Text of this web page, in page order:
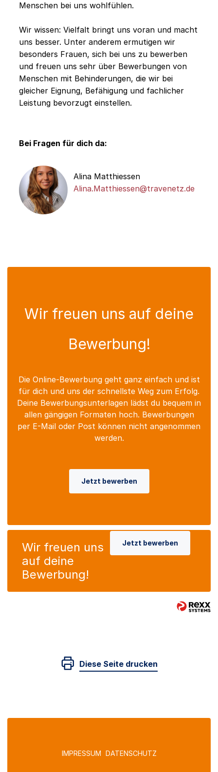
Menschen bei uns wohlfühlen.
Wir wissen: Vielfalt bringt uns voran und macht
uns besser. Unter anderem ermutigen wir
besonders Frauen, sich bei uns zu bewerben
und freuen uns sehr über Bewerbungen von
Menschen mit Behinderungen, die wir bei
gleicher Eignung, Befähigung und fachlicher
Leistung bevorzugt einstellen.
Bei Fragen für dich da:
Alina Matthiessen
Alina.Matthiessen@travenetz.de
Wir freuen uns auf deine
Bewerbung!
Die Online-Bewerbung geht ganz einfach und ist
für dich und uns der schnellste Weg zum Erfolg.
Deine Bewerbungsunterlagen lädst du bequem in
allen gängigen Formaten hoch. Bewerbungen
per E-Mail oder Post können nicht angenommen
werden.
Jetzt bewerben
Wir freuen uns
auf deine
Bewerbung!
Jetzt bewerben
Diese Seite drucken
IMPRESSUM DATENSCHUTZ